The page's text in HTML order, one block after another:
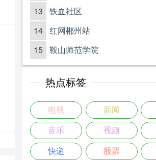
13 铁血社区
14 红网郴州站
15 鞍山师范学院
热点标签
电视 新闻
音乐 视频
快递 股票